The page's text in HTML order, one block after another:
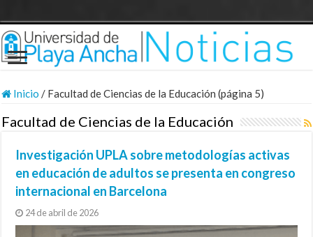
Inicio / Facultad de Ciencias de la Educación (página 5)
Facultad de Ciencias de la Educación
Investigación UPLA sobre metodologías activas
en educación de adultos se presenta en congreso
internacional en Barcelona
24 de abril de 2026